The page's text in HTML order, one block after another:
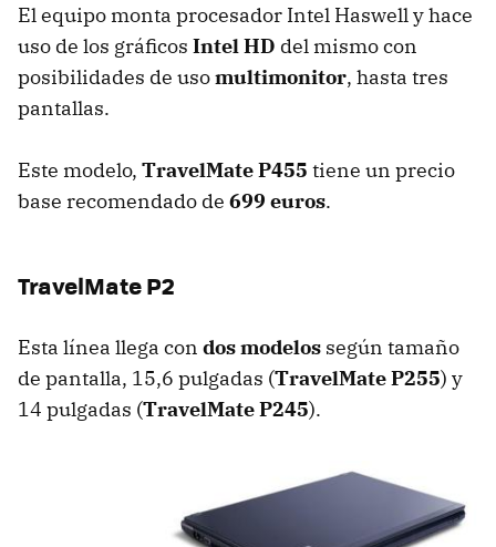
El equipo monta procesador Intel Haswell y hace
uso de los gráficos Intel HD del mismo con
posibilidades de usomultimonitor, hasta tres
pantallas.
Este modelo, TravelMate P455 tiene un precio
base recomendado de 699 euros.
TravelMate P2
Esta línea llega con dos modelos según tamaño
de pantalla, 15,6 pulgadas (TravelMate P255) y
14 pulgadas (TravelMate P245).